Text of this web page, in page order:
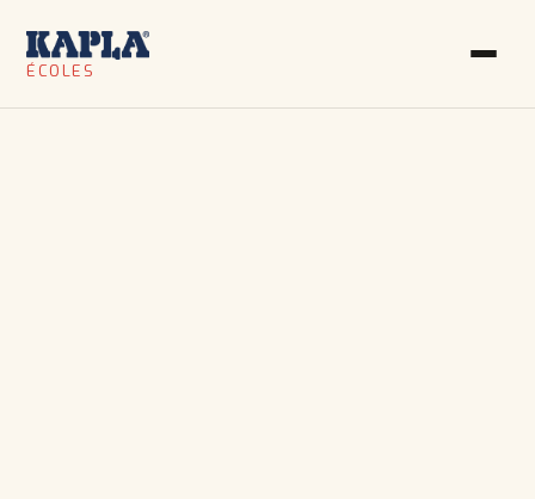
ATELIERS SCOLAIRES
ÉCOLES